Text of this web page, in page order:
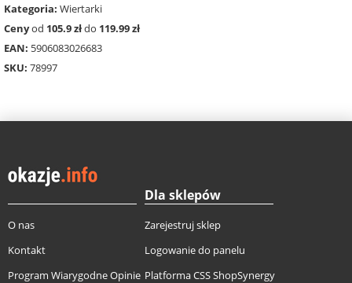
Kategoria: Wiertarki
Cenyod 105.9 złdo 119.99 zł
EAN: 5906083026683
SKU: 78997
O nas
Kontakt
Program Wiarygodne Opinie
Dla sklepów
Zarejestruj sklep
Logowanie do panelu
Platforma CSS ShopSynergy